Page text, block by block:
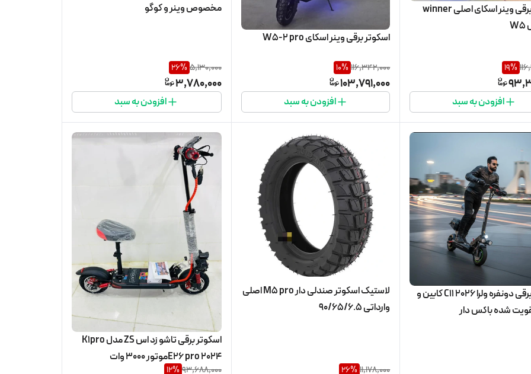
اسکوتر برقی وینر اسکای اصلی winner
19%
افزودن به سبد
اسکوتر برقی وینر اسکای W5-2 pro
116,342,000
10%
103,791,000
افزودن به سبد
مخصوص وینر و کوگو
5,130,000
26%
3,780,000
افزودن به سبد
اسکوتر برقی دونفره ولرا C11 2026 کابین و
شده باکس دار
لاستیک اسکوتر صندلی دار M5 pro اصلی
وارداتی 90/65/6.5
11,178,000
26%
اسکوتر برقی تاشو زد اس ZS مدل K1pro
E26 pro 2024موتور ۳۰۰۰ وات
93,688,000
12%